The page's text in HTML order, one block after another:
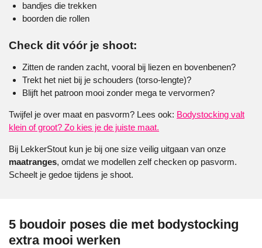
bandjes die trekken
boorden die rollen
Check dit vóór je shoot:
Zitten de randen zacht, vooral bij liezen en bovenbenen?
Trekt het niet bij je schouders (torso-lengte)?
Blijft het patroon mooi zonder mega te vervormen?
Twijfel je over maat en pasvorm? Lees ook: Bodystocking valt
klein of groot? Zo kies je de juiste maat.
Bij LekkerStout kun je bij one size veilig uitgaan van onze
maatranges, omdat we modellen zelf checken op pasvorm.
Scheelt je gedoe tijdens je shoot.
5 boudoir poses die met bodystocking
extra mooi werken